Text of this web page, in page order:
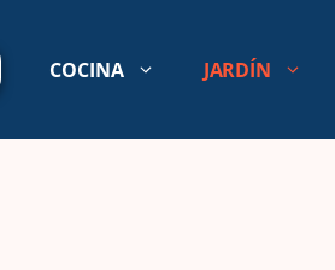
COCINA JARDÍN